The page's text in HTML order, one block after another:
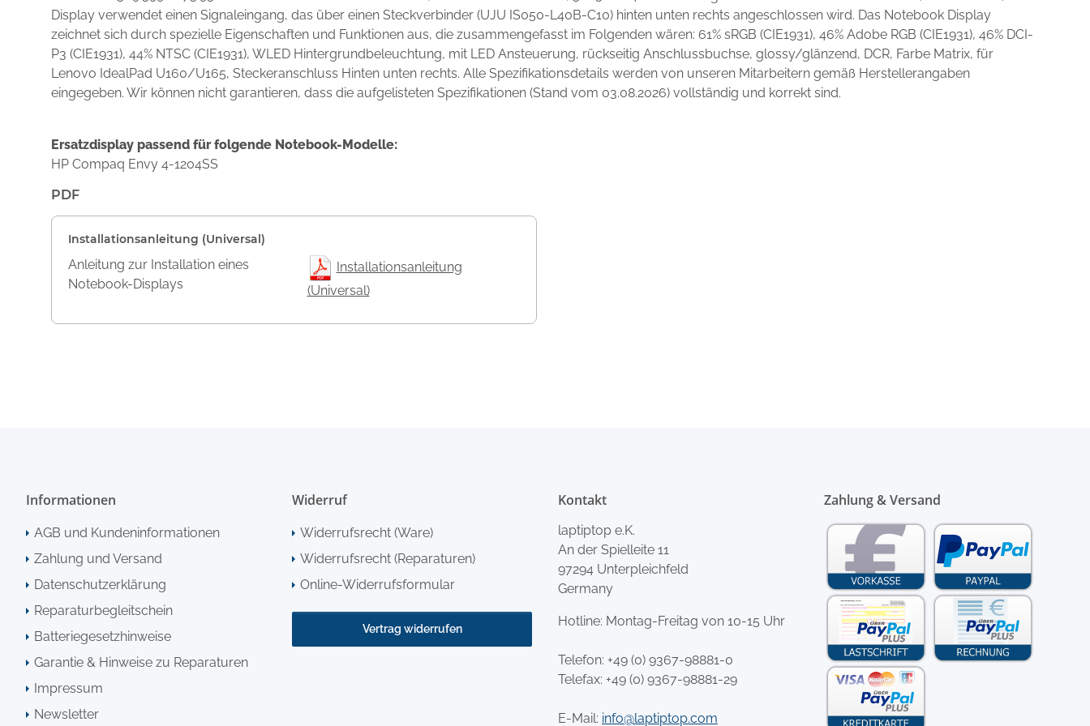
Display verwendet einen Signaleingang, das über einen Steckverbinder (UJU IS050-L40B-C10) hinten unten rechts angeschlossen wird. Das Notebook Display
zeichnet sich durch spezielle Eigenschaften und Funktionen aus, die zusammengefasst im Folgenden wären: 61% sRGB (CIE1931), 46% Adobe RGB (CIE1931), 46% DCI-
P3 (CIE1931), 44% NTSC (CIE1931), WLED Hintergrundbeleuchtung, mit LED Ansteuerung, rückseitig Anschlussbuchse, glossy/glänzend, DCR, Farbe Matrix, für
Lenovo IdealPad U160/U165, Steckeranschluss Hinten unten rechts. Alle Spezifikationsdetails werden von unseren Mitarbeitern gemäß Herstellerangaben
eingegeben. Wir können nicht garantieren, dass die aufgelisteten Spezifikationen (Stand vom 03.08.2026) vollständig und korrekt sind.
Ersatzdisplay passend für folgende Notebook-Modelle:
HP Compaq Envy 4-1204SS
PDF
Installationsanleitung (Universal)
Anleitung zur Installation eines
Notebook-Displays
Installationsanleitung
(Universal)
Informationen
AGB und Kundeninformationen
Zahlung und Versand
Datenschutzerklärung
Reparaturbegleitschein
Batteriegesetzhinweise
Garantie & Hinweise zu Reparaturen
Impressum
Newsletter
Widerruf
Widerrufsrecht (Ware)
Widerrufsrecht (Reparaturen)
Online-Widerrufsformular
Vertrag widerrufen
Kontakt
laptiptop e.K.
An der Spielleite 11
97294 Unterpleichfeld
Germany
Hotline: Montag-Freitag von 10-15 Uhr
Telefon: +49 (0) 9367-98881-0
Telefax: +49 (0) 9367-98881-29
E-Mail: info@laptiptop.com
Zahlung & Versand